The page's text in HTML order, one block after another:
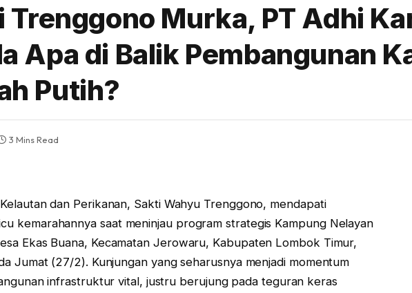
Murka, PT Adhi
Apa di Balik Pembangunan
Putih?
3 Mins Read
dan Perikanan, Sakti Wahyu Trenggono, mendapati
kemarahannya saat meninjau program strategis Kampung Nelayan
Ekas Buana, Kecamatan Jerowaru, Kabupaten Lombok Timur,
Jumat (27/2). Kunjungan yang seharusnya menjadi momentum
infrastruktur vital, justru berujung pada teguran keras